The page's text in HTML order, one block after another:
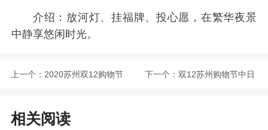
介绍：放河灯、挂福牌、投心愿，在繁华夜景
中静享悠闲时光。
上一个： 2020苏州双12购物节 下一个： 双12苏州购物节中日
相关阅读